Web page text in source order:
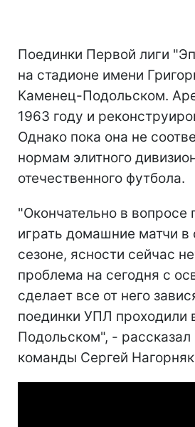
Поединки Первой лиги
на стадионе имени
Каменец-Подольском.
1963 году и
Однако пока она не
нормам элитного
отечественного футбола.
"Окончательно в вопросе
играть домашние матчи
сезоне, ясности сейчас
проблема на сегодня с
сделает все от него
поединки УПЛ проходили
Подольском", - рассказал
команды Сергей